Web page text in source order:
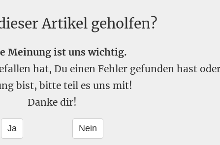
Artikel geholfen?
Meinung ist uns wichtig.
hat, Du einen Fehler gefunden hast
bist, bitte teil es uns mit!
Danke dir!